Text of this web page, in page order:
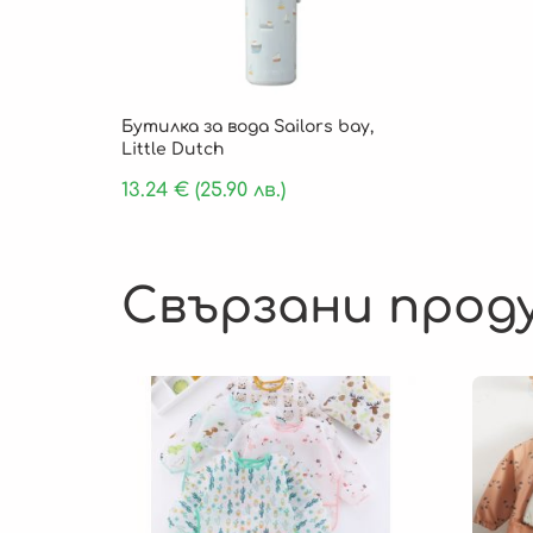
Бутилка за вода Sailors bay,
Little Dutch
13.24 € (25.90 лв.)
Свързани